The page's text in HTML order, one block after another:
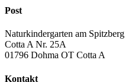
Post
Naturkindergarten am Spitzberg
Cotta A Nr. 25A
01796 Dohma OT Cotta A
Kontakt